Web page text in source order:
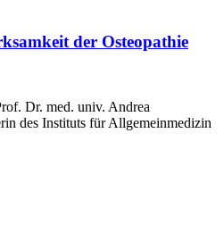
der Osteopathie
Dr. med. univ. Andrea
des Instituts für Allgemeinmedizin